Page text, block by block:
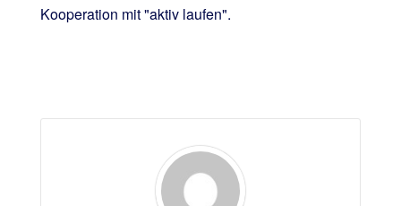
Kooperation mit "aktiv laufen".